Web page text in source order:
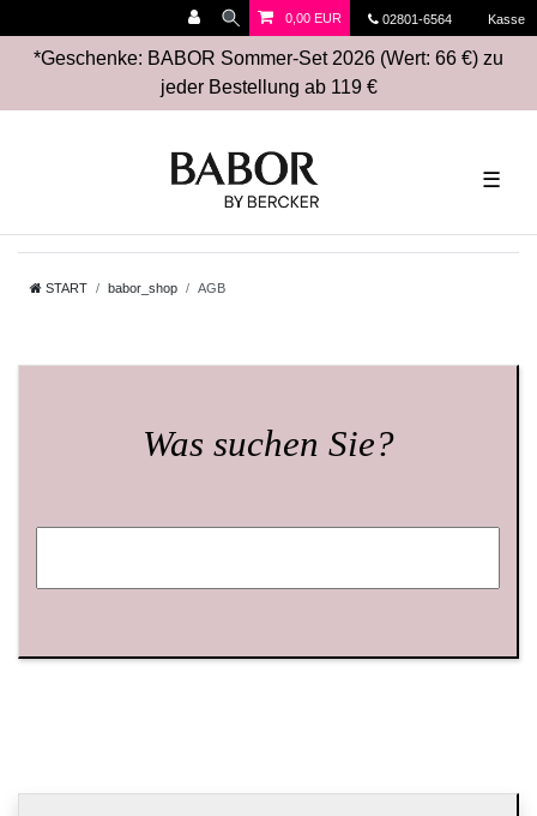
02801-6564 Kasse
0,00 EUR
*Geschenke: BABOR Sommer-Set 2026 (Wert: 66 €) zu
jeder Bestellung ab 119 €
☰
START babor_shop AGB
Was suchen Sie?